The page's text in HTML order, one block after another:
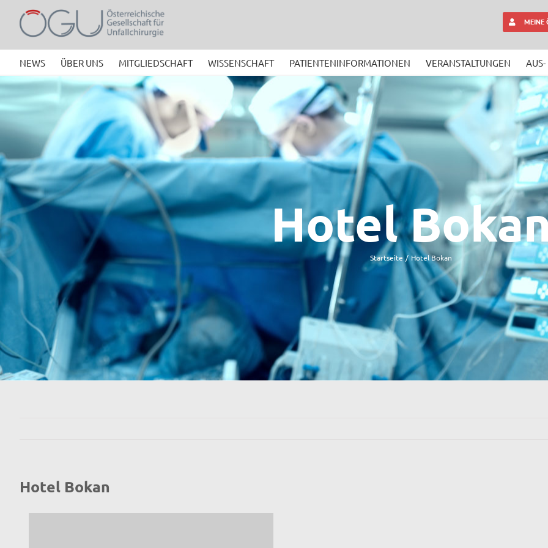
Inhalt
springen
MEINE
NEWS ÜBER UNS MITGLIEDSCHAFT WISSENSCHAFT PATIENTENINFORMATIONEN VERANSTALTUNGEN
Hotel
Startseite Hotel Bokan
Hotel Bokan